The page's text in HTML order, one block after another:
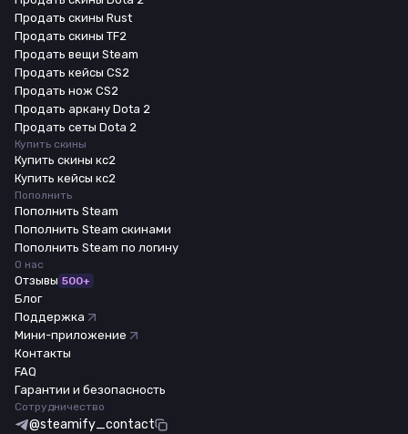
Продать скины Rust
Продать скины TF2
Продать вещи Steam
Продать кейсы CS2
Продать нож CS2
Продать аркану Dota 2
Продать сеты Dota 2
Купить скины
Купить скины кс2
Купить кейсы кс2
Пополнить
Пополнить Steam
Пополнить Steam скинами
Пополнить Steam по логину
О нас
Отзывы 500+
Блог
Поддержка
Мини-приложение
Контакты
FAQ
Гарантии и безопасность
Сотрудничество
@steamify_contact